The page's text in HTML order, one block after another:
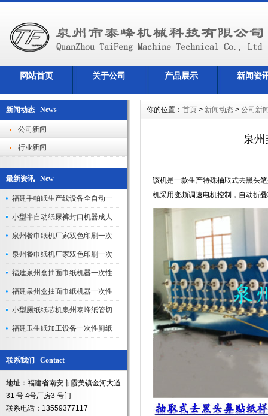
网站首页 关于公司 产品展示 新闻资
新闻动态 News
公司新闻
行业新闻
最新资讯 New
福建手帕纸生产线设备全自动一
小型半自动纸尿裤封口机器成人
泉州餐巾纸机厂家双色印刷一次
泉州餐巾纸机厂家双色印刷一次
福建泉州盒抽面巾纸机器一次性
福建泉州盒抽面巾纸机器一次性
小型厕纸纸芯机泉州泰峰纸管切
福建卫生纸加工设备一次性厕纸
联系我们 Contact
地址：福建省南安市霞美镇金河大道
31 号 4号厂房3 号门
联系电话：13559377117
你的位置： 首页 > 新闻动态 > 公司新
泉州
该机是一款生产特殊抽取式去黑头
机采用变频调速电机控制，自动折